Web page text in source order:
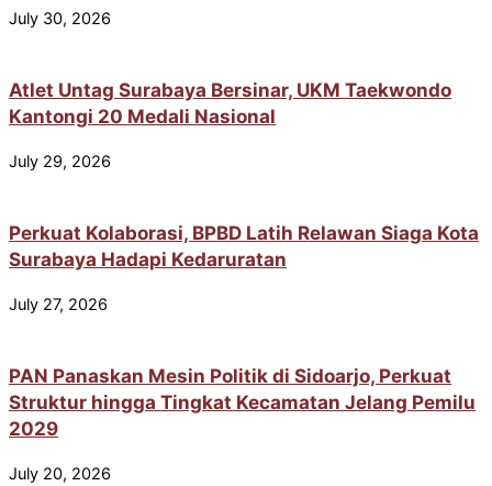
July 30, 2026
Atlet Untag Surabaya Bersinar, UKM Taekwondo
Kantongi 20 Medali Nasional
July 29, 2026
Perkuat Kolaborasi, BPBD Latih Relawan Siaga Kota
Surabaya Hadapi Kedaruratan
July 27, 2026
PAN Panaskan Mesin Politik di Sidoarjo, Perkuat
Struktur hingga Tingkat Kecamatan Jelang Pemilu
2029
July 20, 2026